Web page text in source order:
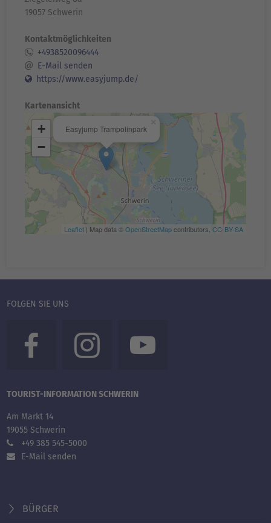
19057 Schwerin
Kontaktmöglichkeiten
+4938520096444
E-Mail senden
https://www.easyjump.de/
Kartenansicht
Easyjump Trampolinpark
+
−
Leaflet | Map data ©OpenStreetMapcontributors, CC-BY-SA
FOLGEN SIE UNS
TOURIST-INFORMATION SCHWERIN
Am Markt 14
19055 Schwerin
+49 385 545-5000
E-Mail senden
BÜRGER